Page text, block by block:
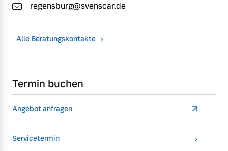
regensburg@svenscar.de
Alle Beratungskontakte
Termin buchen
Angebot anfragen
Servicetermin